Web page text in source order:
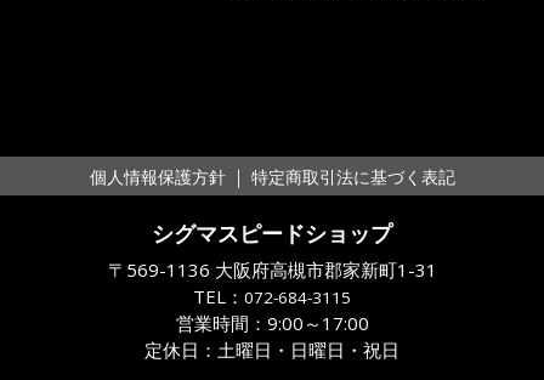
ー
シ
個人情報保護方針 ｜ 特定商取引法に基づく表記
シグマスピードショップ
〒569-1136 大阪府高槻市郡家新町1-31
TEL： 072-684-3115
営業時間：9:00～17:00
定休日：土曜日・日曜日・祝日